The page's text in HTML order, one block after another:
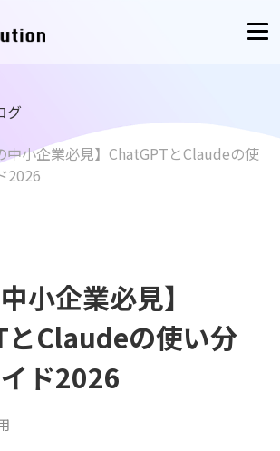
中小企業必見】ChatGPTとClaudeの使
2026
小企業必見】
とClaudeの使い分
ド2026